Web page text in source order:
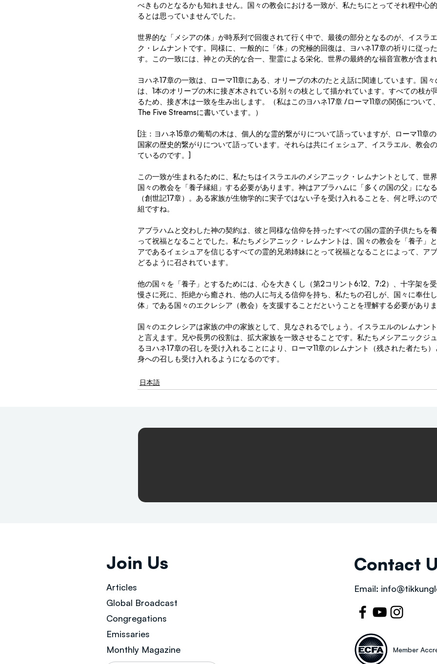
べきものとなるかも知れません。国々の教会における一致が、私たちにとってそれ程中心
るとは思っていませんでした。
世界的な「メシアの体」が時系列で回復されて行く中で、最後の部分となるのが、イスラ
ク・レムナントです。同様に、一般的に「体」の究極的回復は、ヨハネ17章の祈りに従っ
す。この一致には、神との天的な合一、聖霊による栄化、世界の最終的な福音宣教が含まれ
ヨハネ17章の一致は、ローマ11章にある、オリーブの木のたとえ話に関連しています。国
は、1本のオリーブの木に接ぎ木されている別々の枝として描かれています。すべての枝が
るため、接ぎ木は一致を生み出します。（私はこのヨハネ17章 /ローマ11章の関係につい
The Five Streamsに書いています。）
[注：ヨハネ15章の葡萄の木は、個人的な霊的繋がりについて語っていますが、ローマ11章の
国家の歴史的繋がりについて語っています。それらは共にイェシュア、イスラエル、教会
ているのです。]
この一致が生まれるために、私たちはイスラエルのメシアニック・レムナントとして、世
国々の教会を「養子縁組」する必要があります。神はアブラハムに「多くの国の父」にな
（創世記17章）。ある家族が生物学的に実子ではない子を受け入れることを、何と呼ぶの
組ですね。
アブラハムと交わした神の契約は、彼と同様な信仰を持ったすべての国の霊的子供たちを
って祝福となることでした。私たちメシアニック・レムナントは、国々の教会を「養子」
アであるイェシュアを信じるすべての霊的兄弟姉妹にとって祝福となることによって、ア
どるように召されています。
他の国々を「養子」とするためには、心を大きくし（第2コリント6:12、7:2）、十字架を
慢さに死に、拒絶から癒され、他の人に与える信仰を持ち、私たちの召しが、国々に奉仕
体」である国々のエクレシア（教会）を支援することだということを理解する必要がありま
国々のエクレシアは家族の中の家族として、見なされるでしょう。イスラエルのレムナン
と言えます。兄や長男の役割は、拡大家族を一致させることです。私たちメシアニックジ
るヨハネ17章の召しを受け入れることにより、ローマ11章のレムナント（残された者たち
身への召しも受け入れるようになるのです。
日本語
Join Us
Articles
Global Broadcast
Congregations
Emissaries
Monthly Magazine
Contact
Email:
Member